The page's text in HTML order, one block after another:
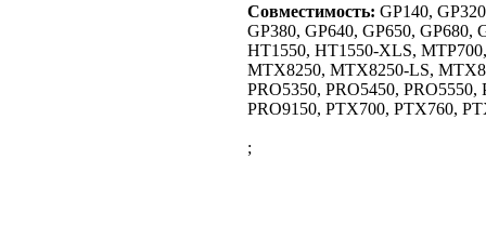
Совместимость: GP140,
GP380, GP640, GP650,
HT1550, HT1550-XLS,
MTX8250, MTX8250-LS,
PRO5350, PRO5450, PRO5550,
PRO9150, PTX700, PTX760,
;